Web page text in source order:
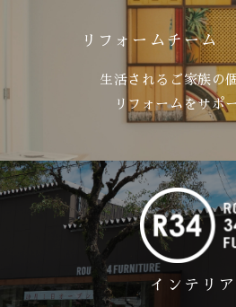
リフォームチーム
生活されるご家族の
リフォームをサポ
インテリ